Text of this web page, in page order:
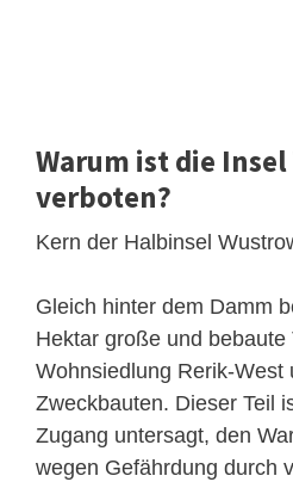
Warum ist die
verboten?
Kern der Halbinsel
Gleich hinter dem Damm
Hektar große und bebaute
Wohnsiedlung Rerik-West
Zweckbauten. Dieser Teil
Zugang untersagt, den
wegen Gefährdung durch